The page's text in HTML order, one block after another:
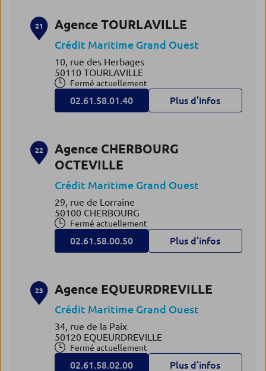
21 Agence TOURLAVILLE
Crédit Maritime Grand Ouest
10, rue des Herbages
50110 TOURLAVILLE
Fermé actuellement
02.61.58.01.40 Plus d’infos
22
Agence CHERBOURG
OCTEVILLE
Crédit Maritime Grand Ouest
29, rue de Lorraine
50100 CHERBOURG
Fermé actuellement
02.61.58.00.50 Plus d’infos
23 Agence EQUEURDREVILLE
Crédit Maritime Grand Ouest
34, rue de la Paix
50120 EQUEURDREVILLE
Fermé actuellement
02.61.58.02.00 Plus d’infos